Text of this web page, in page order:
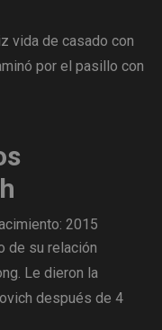
vida de casado con
por el pasillo con
2015
de su relación
Le dieron la
después de 4